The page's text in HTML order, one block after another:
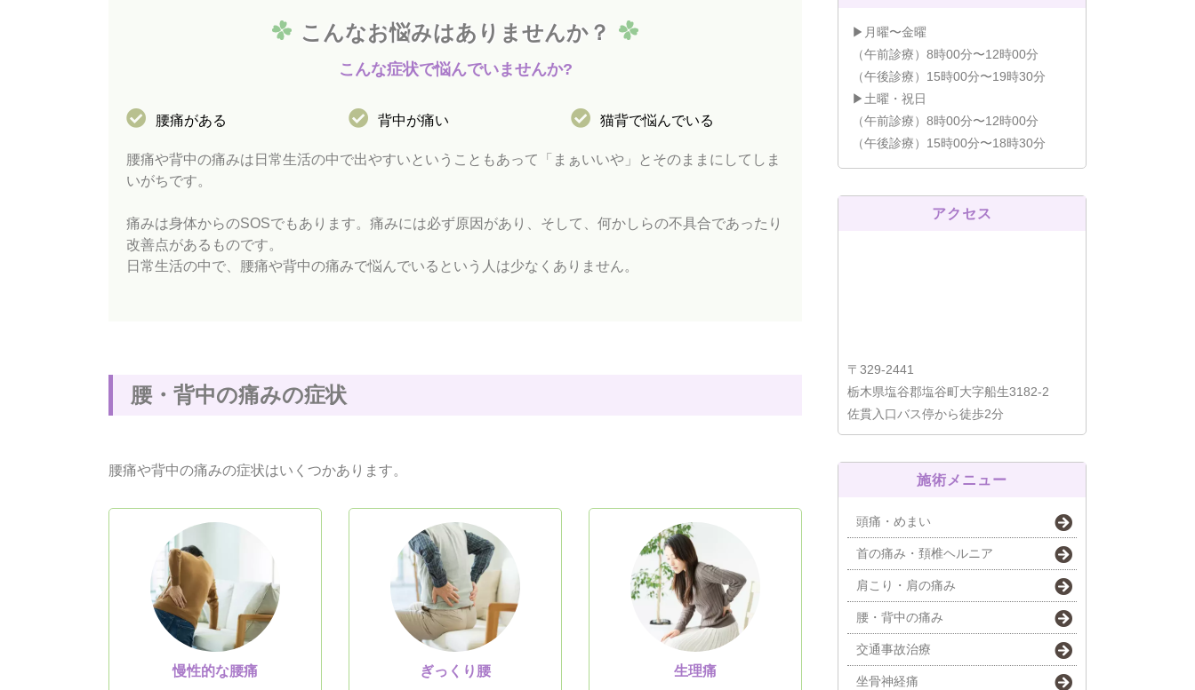
こ んなお悩みはあ り ま せんか ？
こんな症状で悩んでいませんか?
腰痛がある 背中が痛い 猫背で悩んでいる
腰痛や背中の痛みは日常生活の中で出やすいということもあって「まぁいいや」とそのままにしてしま
いがちです。
痛みは身体からのSOSでもあります。痛みには必ず原因があり、そして、何かしらの不具合であったり
改善点があるものです。
日常生活の中で、腰痛や背中の痛みで悩んでいるという人は少なくありません。
腰・ 背中の痛みの症状
腰痛や背中の痛みの症状はいくつかあります。
慢性的な腰痛 ぎっくり腰 生理痛
▶月曜〜金曜
（午前診療）8時00分〜12時00分
（午後診療）15時00分〜19時30分
▶土曜・祝日
（午前診療）8時00分〜12時00分
（午後診療）15時00分〜18時30分
アクセス
〒329-2441
栃木県塩谷郡塩谷町大字船生3182-2
佐貫入口バス停から徒歩2分
施術メニュー
頭痛・めまい
首の痛み・頚椎ヘルニア
肩こり・肩の痛み
腰・背中の痛み
交通事故治療
坐骨神経痛